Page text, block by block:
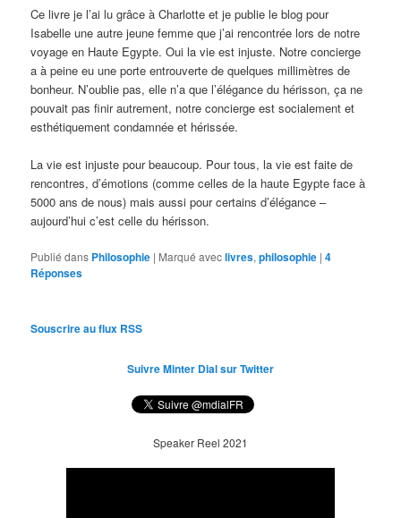
Ce livre je l’ai lu grâceà Charlotte et je publie le blog pour
Isabelle une autre jeune femme que j’ai rencontrée lors de notre
voyage en Haute Egypte. Oui la vie est injuste. Notre concierge
a à peine eu une porte entrouverte de quelques millimètres de
bonheur. N’oublie pas, elle n’a que l’élégance du hérisson, ça ne
pouvait pas finir autrement, notre concierge est socialement et
esthétiquement condamnée et hérissée.
La vie est injuste pour beaucoup. Pour tous, la vie est faite de
rencontres, d’émotions (comme celles de la haute Egypte face à
5000 ans de nous) mais aussi pour certains d’élégance –
aujourd’hui c’est celle du hérisson.
Publié dans Philosophie | Marqué aveclivres,philosophie |4
Réponses
Souscrire au flux RSS
Suivre Minter Dial sur Twitter
Speaker Reel 2021